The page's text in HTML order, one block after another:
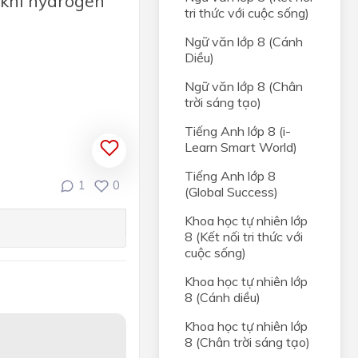
1 0
)b,VH 2(đk c)=0,4.24,79
tri thức với cuộc sống)
Ngữ văn lớp 8 (Cánh
Diều)
Ngữ văn lớp 8 (Chân
trời sáng tạo)
Tiếng Anh lớp 8 (i-
Learn Smart World)
Tiếng Anh lớp 8
(Global Success)
Khoa học tự nhiên lớp
8 (Kết nối tri thức với
cuộc sống)
Khoa học tự nhiên lớp
8 (Cánh diều)
Khoa học tự nhiên lớp
8 (Chân trời sáng tạo)